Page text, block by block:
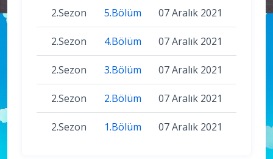
2.Sezon 5.Bölüm 07 Aralık 2021
2.Sezon 4.Bölüm 07 Aralık 2021
2.Sezon 3.Bölüm 07 Aralık 2021
2.Sezon 2.Bölüm 07 Aralık 2021
2.Sezon 1.Bölüm 07 Aralık 2021